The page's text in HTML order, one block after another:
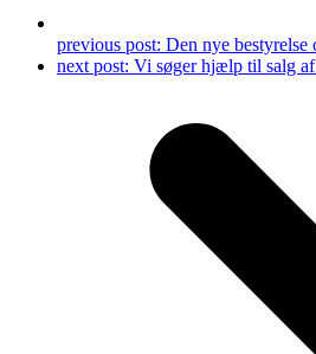
previous post: Den nye bestyrelse
next post: Vi søger hjælp til salg af